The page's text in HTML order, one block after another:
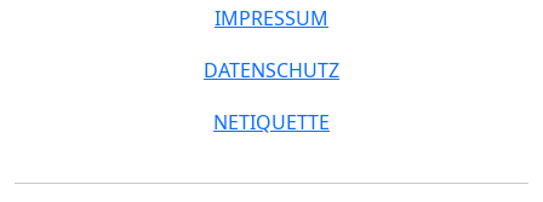
IMPRESSUM
DATENSCHUTZ
NETIQUETTE